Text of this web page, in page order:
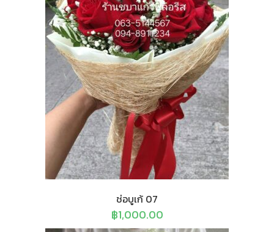
ช่อบูเก้ 07
฿1,000.00